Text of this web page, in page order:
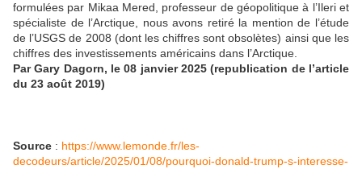
formulées par Mikaa Mered, professeur de géopolitique à l’Ileri et
spécialiste de l’Arctique, nous avons retiré la mention de l’étude
de l’USGS de 2008 (dont les chiffres sont obsolètes) ainsi que les
chiffres des investissements américains dans l’Arctique.
Par Gary Dagorn, le 08 janvier 2025 (republication de l’article
du 23 août 2019)
Source : https://www.lemonde.fr/les-
decodeurs/article/2025/01/08/pourquoi-donald-trump-s-interesse-